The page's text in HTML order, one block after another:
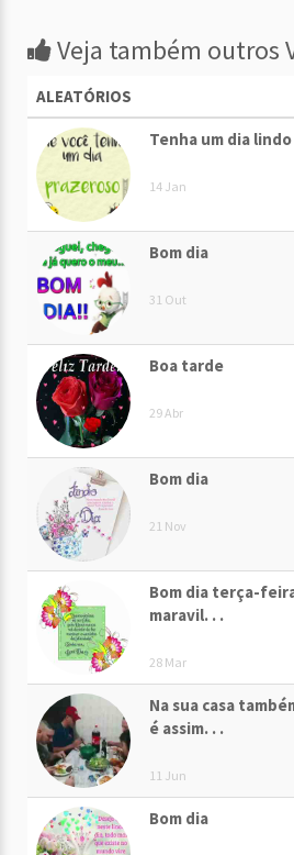
Veja também outros
ALEATÓRIOS
Tenha um dia lindo
14 Jan
Bom dia
31 Out
Boa tarde
29 Abr
Bom dia
21 Nov
Bom dia terça-
maravil. . .
28 Mar
Na sua casa
é assim. . .
11 Jun
Bom dia